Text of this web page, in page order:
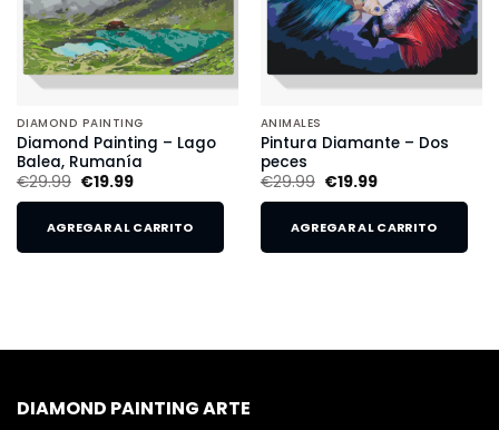
DIAMOND PAINTING
Diamond Painting – Lago
Balea, Rumanía
€29.99 €19.99
AGREGAR AL CARRITO
ANIMALES
Pintura Diamante – Dos
peces
€29.99 €19.99
AGREGAR AL CARRITO
DIAMOND PAINTING ARTE